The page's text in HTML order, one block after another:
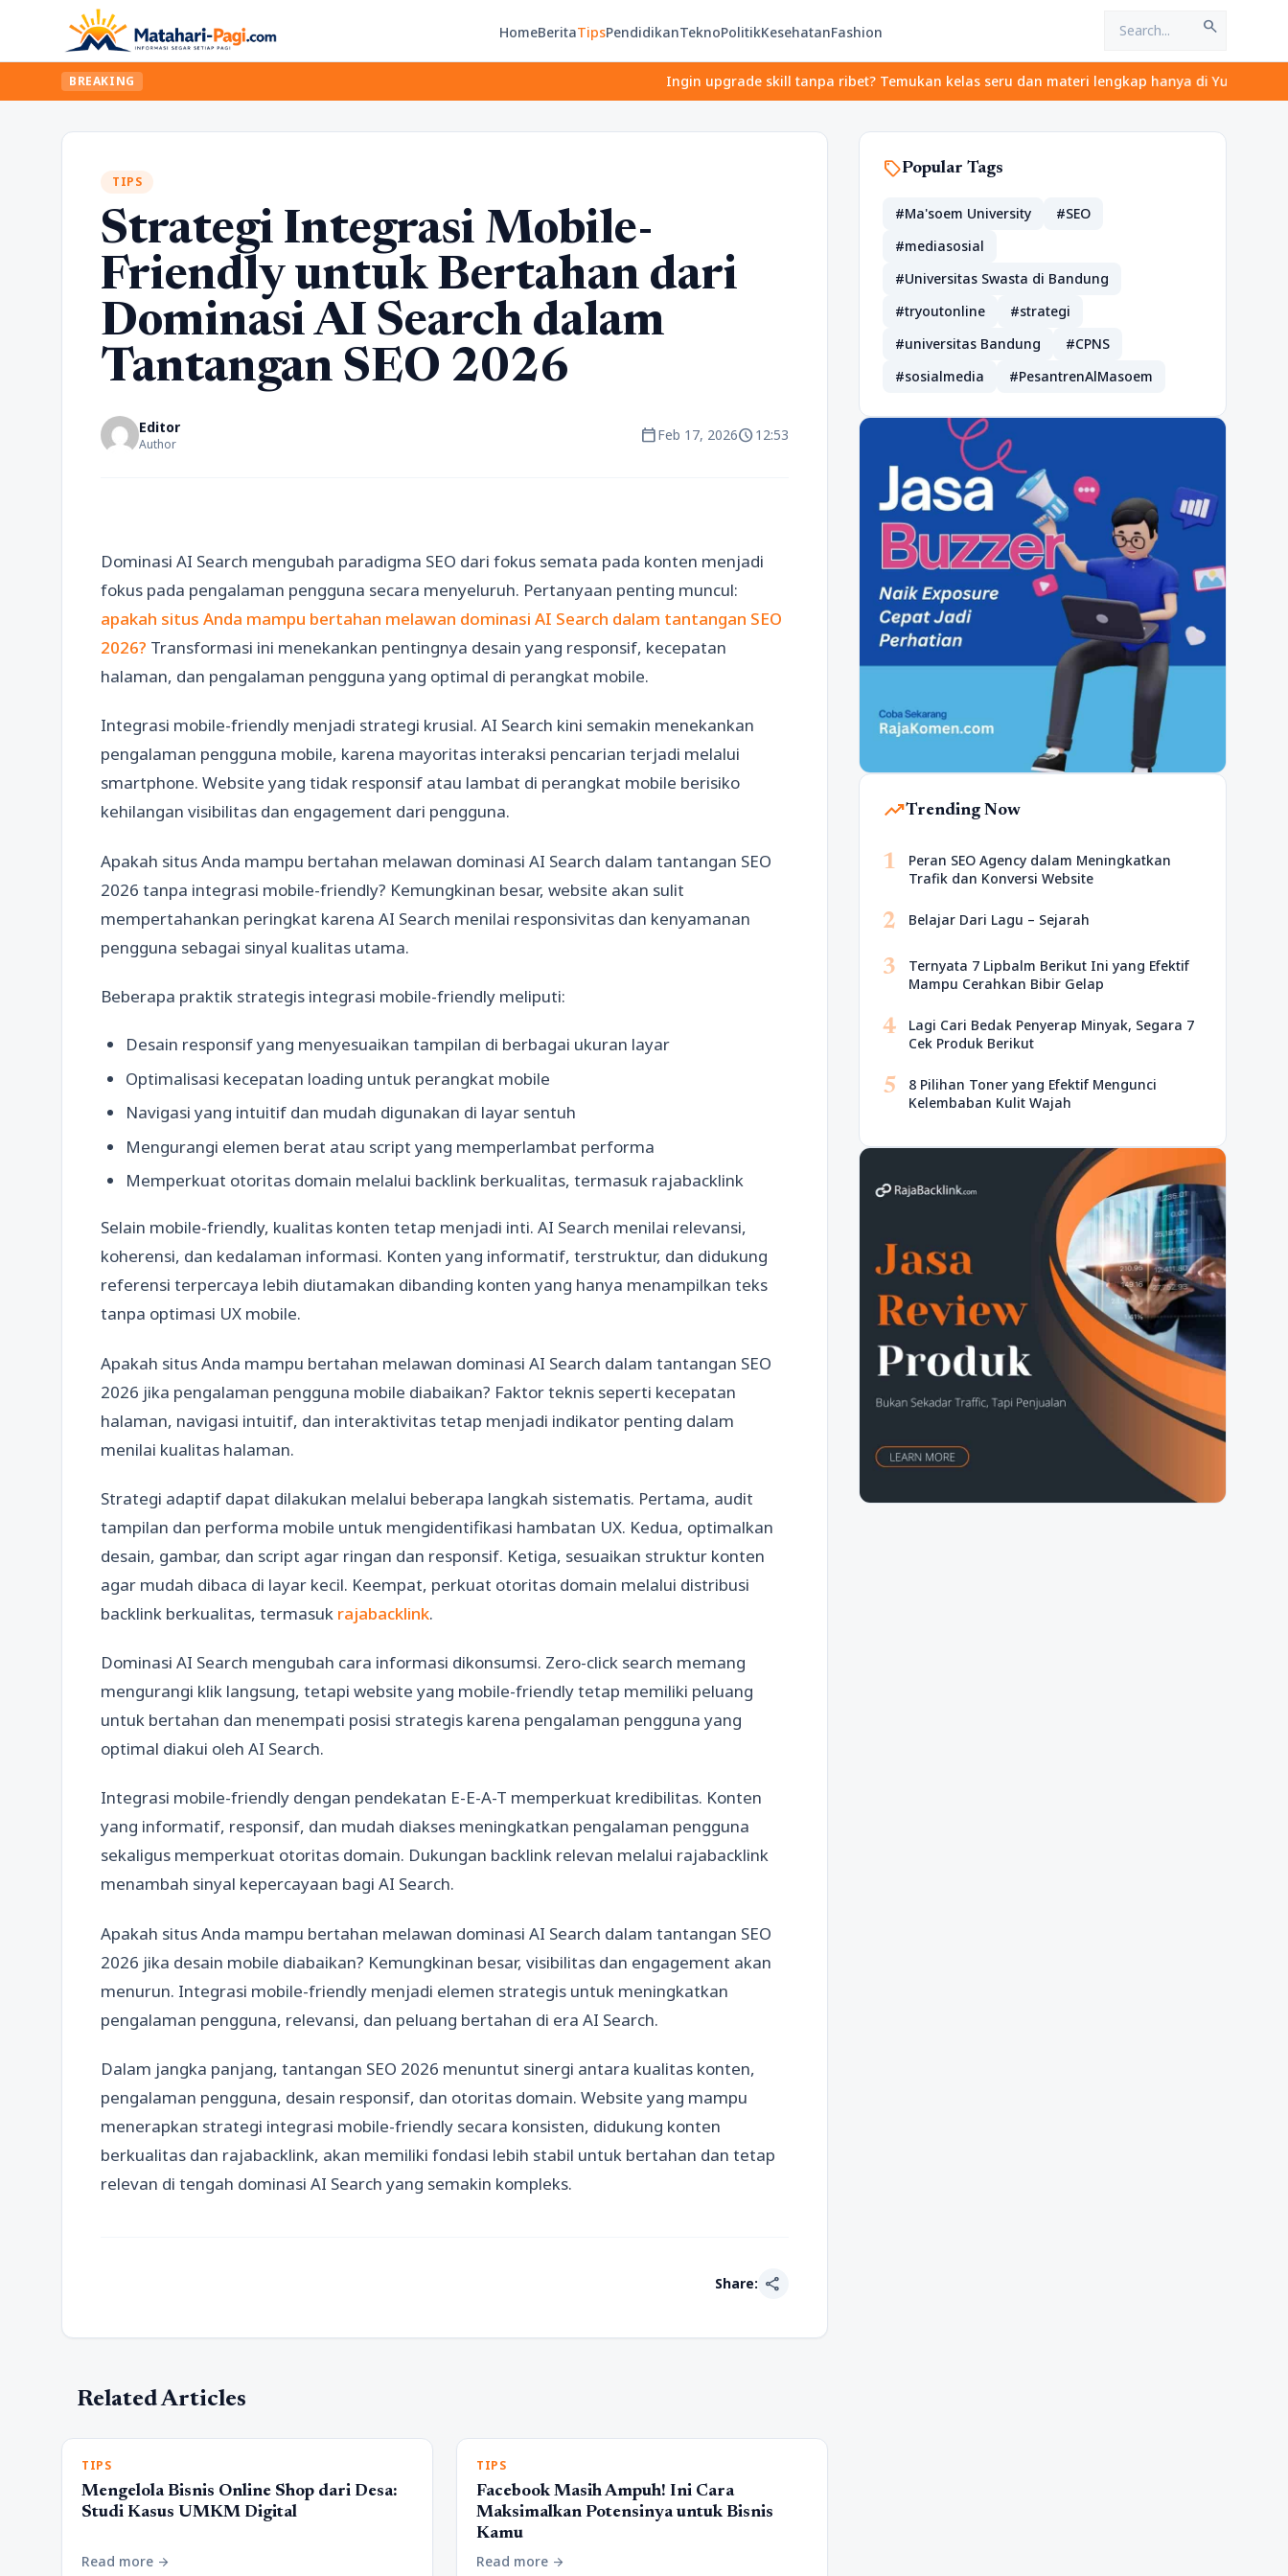
HomeBeritaTipsPendidikanTeknoPolitikKesehatanFashion search
BREAKING Ingin upgrade skill tanpa ribet? Temukan kelas seru dan materi lengkap hanya di YukBelajar.com.
TIPS
Strategi Integrasi Mobile-
Friendly untuk Bertahan dari
Dominasi AI Search dalam
Tantangan SEO 2026
Editor
Author calendar_todayFeb 17, 2026schedule12:53
Dominasi AI Search mengubah paradigma SEO dari fokus semata pada konten menjadi
fokus pada pengalaman pengguna secara menyeluruh. Pertanyaan penting muncul:
apakah situs Anda mampu bertahan melawan dominasi AI Search dalam tantangan SEO
2026? Transformasi ini menekankan pentingnya desain yang responsif, kecepatan
halaman, dan pengalaman pengguna yang optimal di perangkat mobile.
Integrasi mobile-friendly menjadi strategi krusial. AI Search kini semakin menekankan
pengalaman pengguna mobile, karena mayoritas interaksi pencarian terjadi melalui
smartphone. Website yang tidak responsif atau lambat di perangkat mobile berisiko
kehilangan visibilitas dan engagement dari pengguna.
Apakah situs Anda mampu bertahan melawan dominasi AI Search dalam tantangan SEO
2026 tanpa integrasi mobile-friendly? Kemungkinan besar, website akan sulit
mempertahankan peringkat karena AI Search menilai responsivitas dan kenyamanan
pengguna sebagai sinyal kualitas utama.
Beberapa praktik strategis integrasi mobile-friendly meliputi:
Desain responsif yang menyesuaikan tampilan di berbagai ukuran layar
Optimalisasi kecepatan loading untuk perangkat mobile
Navigasi yang intuitif dan mudah digunakan di layar sentuh
Mengurangi elemen berat atau script yang memperlambat performa
Memperkuat otoritas domain melalui backlink berkualitas, termasuk rajabacklink
Selain mobile-friendly, kualitas konten tetap menjadi inti. AI Search menilai relevansi,
koherensi, dan kedalaman informasi. Konten yang informatif, terstruktur, dan didukung
referensi terpercaya lebih diutamakan dibanding konten yang hanya menampilkan teks
tanpa optimasi UX mobile.
Apakah situs Anda mampu bertahan melawan dominasi AI Search dalam tantangan SEO
2026 jika pengalaman pengguna mobile diabaikan? Faktor teknis seperti kecepatan
halaman, navigasi intuitif, dan interaktivitas tetap menjadi indikator penting dalam
menilai kualitas halaman.
Strategi adaptif dapat dilakukan melalui beberapa langkah sistematis. Pertama, audit
tampilan dan performa mobile untuk mengidentifikasi hambatan UX. Kedua, optimalkan
desain, gambar, dan script agar ringan dan responsif. Ketiga, sesuaikan struktur konten
agar mudah dibaca di layar kecil. Keempat, perkuat otoritas domain melalui distribusi
backlink berkualitas, termasuk rajabacklink.
Dominasi AI Search mengubah cara informasi dikonsumsi. Zero-click search memang
mengurangi klik langsung, tetapi website yang mobile-friendly tetap memiliki peluang
untuk bertahan dan menempati posisi strategis karena pengalaman pengguna yang
optimal diakui oleh AI Search.
Integrasi mobile-friendly dengan pendekatan E-E-A-T memperkuat kredibilitas. Konten
yang informatif, responsif, dan mudah diakses meningkatkan pengalaman pengguna
sekaligus memperkuat otoritas domain. Dukungan backlink relevan melalui rajabacklink
menambah sinyal kepercayaan bagi AI Search.
Apakah situs Anda mampu bertahan melawan dominasi AI Search dalam tantangan SEO
2026 jika desain mobile diabaikan? Kemungkinan besar, visibilitas dan engagement akan
menurun. Integrasi mobile-friendly menjadi elemen strategis untuk meningkatkan
pengalaman pengguna, relevansi, dan peluang bertahan di era AI Search.
Dalam jangka panjang, tantangan SEO 2026 menuntut sinergi antara kualitas konten,
pengalaman pengguna, desain responsif, dan otoritas domain. Website yang mampu
menerapkan strategi integrasi mobile-friendly secara konsisten, didukung konten
berkualitas dan rajabacklink, akan memiliki fondasi lebih stabil untuk bertahan dan tetap
relevan di tengah dominasi AI Search yang semakin kompleks.
Share: share
Related Articles
TIPS
Mengelola Bisnis Online Shop dari Desa:
Studi Kasus UMKM Digital
Read more arrow_forward
TIPS
Facebook Masih Ampuh! Ini Cara
Maksimalkan Potensinya untuk Bisnis
Kamu
Read more arrow_forward
sellPopular Tags
#Ma'soem University
#SEO
#mediasosial
#Universitas Swasta di Bandung
#tryoutonline
#strategi
#universitas Bandung
#CPNS
#sosialmedia
#PesantrenAlMasoem
trending_upTrending Now
1
Peran SEO Agency dalam Meningkatkan
Trafik dan Konversi Website
2 Belajar Dari Lagu – Sejarah
3
Ternyata 7 Lipbalm Berikut Ini yang Efektif
Mampu Cerahkan Bibir Gelap
4
Lagi Cari Bedak Penyerap Minyak, Segara 7
Cek Produk Berikut
5
8 Pilihan Toner yang Efektif Mengunci
Kelembaban Kulit Wajah